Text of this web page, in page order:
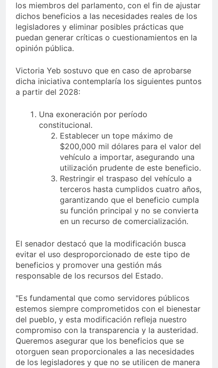
los miembros del parlamento, con el fin de ajustar
dichos beneficios a las necesidades reales de los
legisladores y eliminar posibles prácticas que
puedan generar críticas o cuestionamientos en la
opinión pública.
Victoria Yeb sostuvo que en caso de aprobarse
dicha iniciativa contemplaría los siguientes puntos
a partir del 2028:
Una exoneración por período
constitucional.
Establecer un tope máximo de
$200,000 mil dólares para el valor del
vehículo a importar, asegurando una
utilización prudente de este beneficio.
Restringir el traspaso del vehículo a
terceros hasta cumplidos cuatro años,
garantizando que el beneficio cumpla
su función principal y no se convierta
en un recurso de comercialización.
El senador destacó que la modificación busca
evitar el uso desproporcionado de este tipo de
beneficios y promover una gestión más
responsable de los recursos del Estado.
"Es fundamental que como servidores públicos
estemos siempre comprometidos con el bienestar
del pueblo, y esta modificación refleja nuestro
compromiso con la transparencia y la austeridad.
Queremos asegurar que los beneficios que se
otorguen sean proporcionales a las necesidades
de los legisladores y que no se utilicen de manera